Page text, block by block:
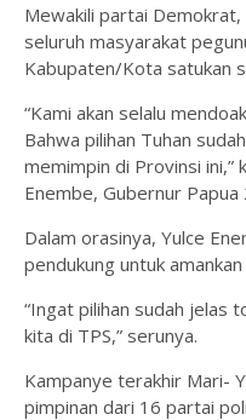
Mewakili partai
seluruh masyarakat
Kabupaten/Kota satukan
“Kami akan selalu
Bahwa pilihan Tuhan
memimpin di Provinsi ini,”
Enembe, Gubernur
Dalam orasinya, Yulce
pendukung untuk
“Ingat pilihan sudah jelas
kita di TPS,” serunya.
Kampanye terakhir Mari-
pimpinan dari 16 partai